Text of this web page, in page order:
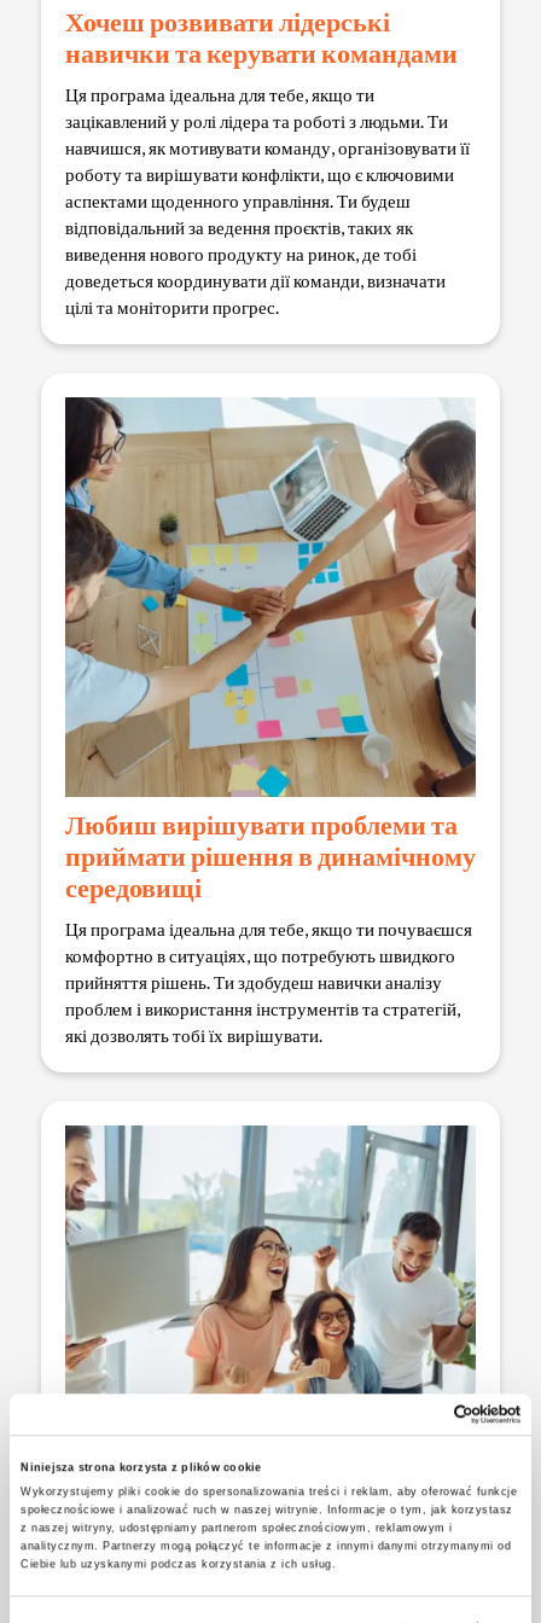
Niniejsza strona korzysta z plików cookie
Wykorzystujemy pliki cookie do spersonalizowania treści i reklam, aby oferować funkcje
społecznościowe i analizować ruch w naszej witrynie. Informacje o tym, jak korzystasz
z naszej witryny, udostępniamy partnerom społecznościowym, reklamowym i
analitycznym. Partnerzy mogą połączyć te informacje z innymi danymi otrzymanymi od
Ciebie lub uzyskanymi podczas korzystania z ich usług.
Хочеш розвивати лідерські
навички та керувати командами
Ця програма ідеальна для тебе, якщо ти
зацікавлений у ролі лідера та роботі з людьми. Ти
навчишся, як мотивувати команду, організовувати її
роботу та вирішувати конфлікти, що є ключовими
аспектами щоденного управління. Ти будеш
відповідальний за ведення проєктів, таких як
виведення нового продукту на ринок, де тобі
доведеться координувати дії команди, визначати
цілі та моніторити прогрес.
Любиш вирішувати проблеми та
приймати рішення в динамічному
середовищі
Ця програма ідеальна для тебе, якщо ти почуваєшся
комфортно в ситуаціях, що потребують швидкого
прийняття рішень. Ти здобудеш навички аналізу
проблем і використання інструментів та стратегій,
які дозволять тобі їх вирішувати.
Хочеш здобути міжнародний